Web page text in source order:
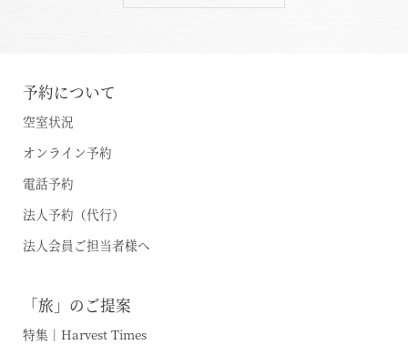
※ご利用には「 My Harvest 」へのログインが必要です
お電話でのご予約はこちら
予約について
空室状況
オンライン予約
電話予約
法人予約（代行）
法人会員ご担当者様へ
「旅」のご提案
特集｜Harvest Times